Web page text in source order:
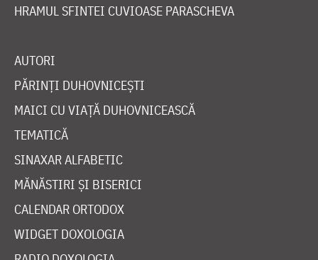
HRAMUL SFINTEI CUVIOASE PARASCHEVA
AUTORI
PĂRINȚI DUHOVNICEȘTI
MAICI CU VIAȚĂ DUHOVNICEASCĂ
TEMATICĂ
SINAXAR ALFABETIC
MĂNĂSTIRI ȘI BISERICI
CALENDAR ORTODOX
WIDGET DOXOLOGIA